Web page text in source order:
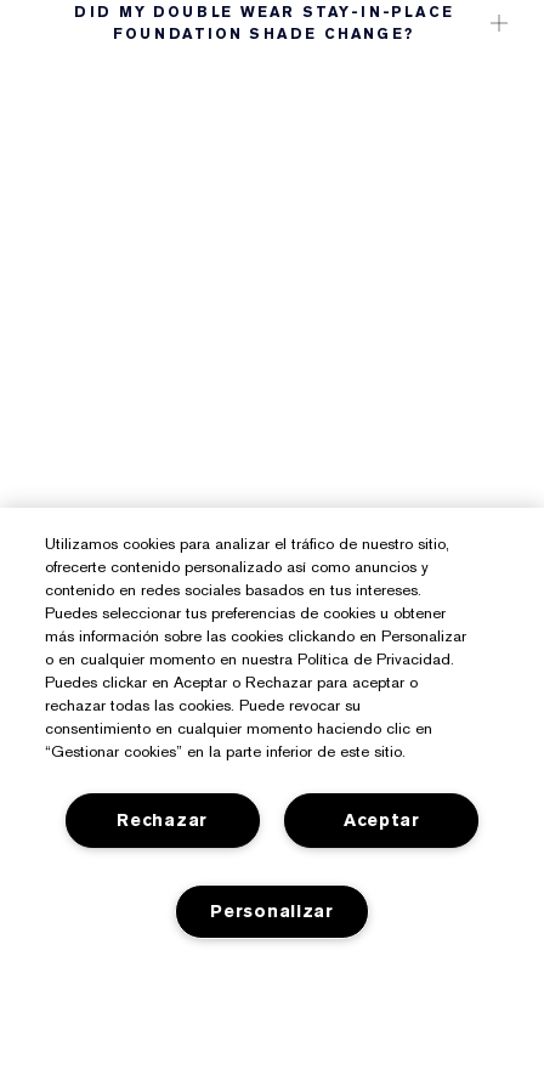
DID MY DOUBLE WEAR STAY-IN-PLACE
FOUNDATION SHADE CHANGE?
¿Necesitas Ayuda?
Contacto
Contactar Fabricante
Información del Envío
Utilizamos cookies para analizar el tráfico de nuestro sitio,
ofrecerte contenido personalizado así como anuncios y
contenido en redes sociales basados en tus intereses.
Puedes seleccionar tus preferencias de cookies u obtener
más información sobre las cookies clickando en Personalizar
o en cualquier momento en nuestra Política de Privacidad.
Puedes clickar en Aceptar o Rechazar para aceptar o
rechazar todas las cookies. Puede revocar su
consentimiento en cualquier momento haciendo clic en
“Gestionar cookies” en la parte inferior de este sitio.
Aceptar
Rechazar
Personalizar